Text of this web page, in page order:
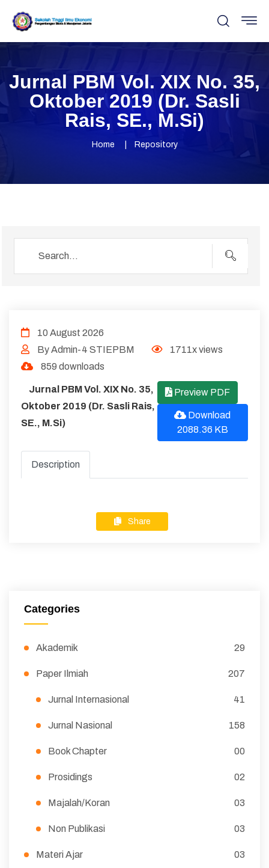
Jurnal PBM Vol. XIX No. 35,
Oktober 2019 (Dr. Sasli
Rais, SE., M.Si)
Home Repository
10 August 2026
By Admin-4 STIEPBM
1711x views
859 downloads
Jurnal PBM Vol. XIX No. 35,
Oktober 2019 (Dr. Sasli Rais,
SE., M.Si)
Preview PDF
Download
2088.36 KB
Description
Share
Categories
Akademik 29
Paper Ilmiah 207
Jurnal Internasional 41
Jurnal Nasional 158
Book Chapter 00
Prosidings 02
Majalah/Koran 03
Non Publikasi 03
Materi Ajar 03